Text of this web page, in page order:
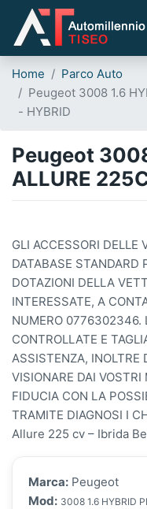
Home
Parco Auto
Peugeot 3008 1.6
- HYBRID
Peugeot
ALLURE
GLI ACCESSORI DELLE
DATABASE STANDARD
DOTAZIONI DELLA
INTERESSATE, A
NUMERO 0776302346.
CONTROLLATE E
ASSISTENZA, INOLTRE
VISIONARE DAI
FIDUCIA CON LA
TRAMITE DIAGNOSI I
Allure 225 cv – Ibrida
Marca: Peugeot
Mod: 3008 1.6 HYBRID